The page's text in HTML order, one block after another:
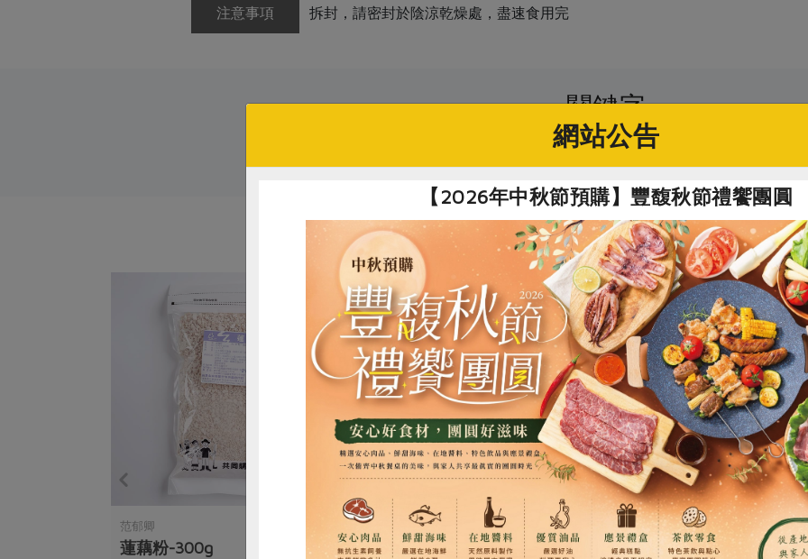
注意事項 拆封，請密封於陰涼乾燥處，盡速食用完
關鍵字
# 地瓜粉
你可能有興趣的產品
范郁卿
蓮藕粉-300g
范郁卿
葛鬱金粉-300g
豪紳企業社
鬆餅粉-400g
惜食 RPET 食譜 減硝酸鹽 雞蛋 食安 共同
網站公告
【2026年中秋節預購】豐馥秋節禮饗團圓